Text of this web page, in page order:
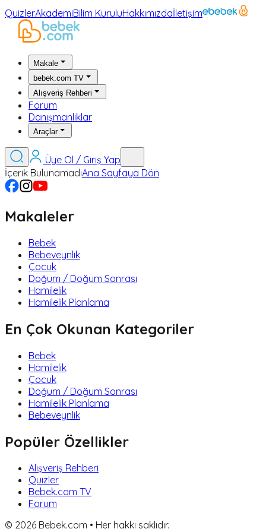
QuizlerAkademiBilim KuruluHakkımızdaİletişim
Makale
bebek.com TV
Alışveriş Rehberi
Forum
Danışmanlıklar
Araçlar
Üye Ol / Giriş Yap
İçerik BulunamadıAna Sayfaya Dön
Makaleler
Bebek
Bebeveynlik
Çocuk
Doğum / Doğum Sonrası
Hamilelik
Hamilelik Planlama
En Çok Okunan Kategoriler
Bebek
Hamilelik
Çocuk
Doğum / Doğum Sonrası
Hamilelik Planlama
Bebeveynlik
Popüler Özellikler
Alışveriş Rehberi
Quizler
Bebek.com TV
Forum
© 2026 Bebek.com • Her hakkı saklıdır.